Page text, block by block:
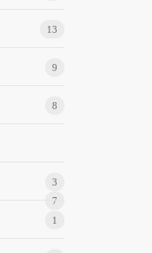
13
9
8
7
3
1